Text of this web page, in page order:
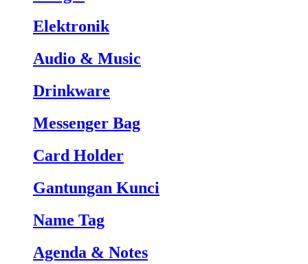
Elektronik
Audio & Music
Drinkware
Messenger Bag
Card Holder
Gantungan Kunci
Name Tag
Agenda & Notes